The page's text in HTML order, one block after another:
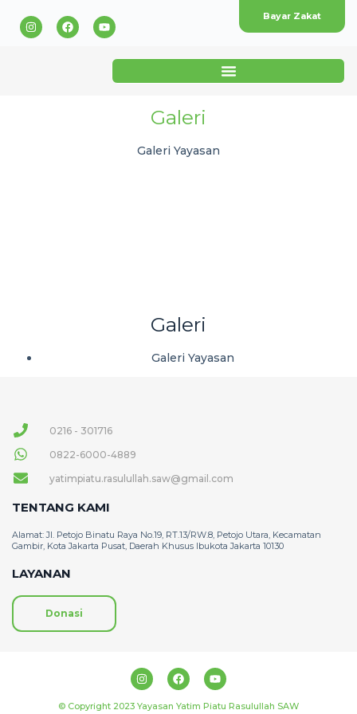
Bayar Zakat
Galeri
Galeri Yayasan
Galeri
Galeri Yayasan
0216 - 301716
0822-6000-4889
yatimpiatu.rasulullah.saw@gmail.com
TENTANG KAMI
Alamat: Jl. Petojo Binatu Raya No.19, RT.13/RW.8, Petojo Utara, Kecamatan
Gambir, Kota Jakarta Pusat, Daerah Khusus Ibukota Jakarta 10130
LAYANAN
Donasi
© Copyright 2023 Yayasan Yatim Piatu Rasulullah SAW